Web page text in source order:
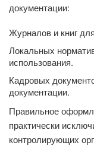
документации:
Журналов и книг
Локальных
использования.
Кадровых
документации.
Правильное
практически
контролирующих